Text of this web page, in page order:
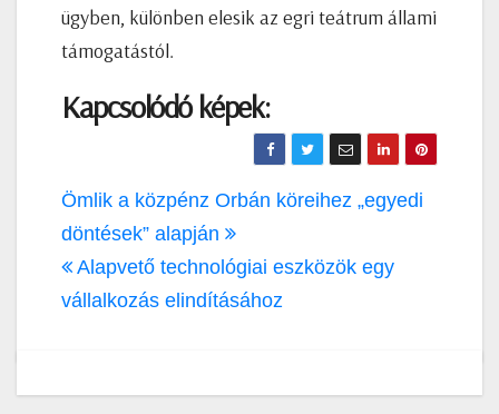
ügyben, különben elesik az egri teátrum állami
támogatástól.
Kapcsolódó képek:
Bejegyzés
navigáció
Ömlik a közpénz Orbán köreihez „egyedi
döntések” alapján
Alapvető technológiai eszközök egy
vállalkozás elindításához